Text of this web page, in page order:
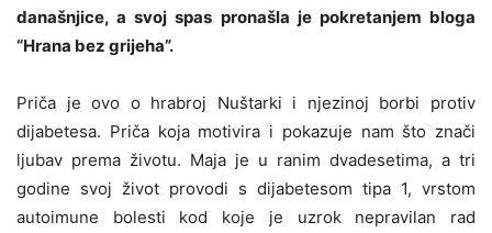
današnjice, a svoj spas pronašla je pokretanjem bloga
“Hrana bez grijeha”.
Priča je ovo o hrabroj Nuštarki i njezinoj borbi protiv
dijabetesa. Priča koja motivira i pokazuje nam što znači
ljubav prema životu. Maja je u ranim dvadesetima, a tri
godine svoj život provodi s dijabetesom tipa 1, vrstom
autoimune bolesti kod koje je uzrok nepravilan rad